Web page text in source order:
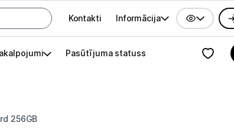
Galvenes izvēlne
Kontakti Informācija
Pasūtījuma statuss
256GB